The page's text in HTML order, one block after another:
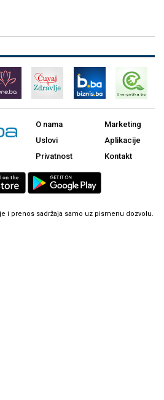
O nama
Uslovi
Privatnost
Marketing
Aplikacije
Kontakt
i prenos sadržaja samo uz pismenu dozvolu.